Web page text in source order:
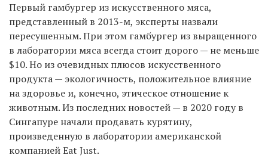
Первый гамбургер из искусственного мяса,
представленный в 2013-м, эксперты назвали
пересушенным. При этом гамбургер из выращенного
в лаборатории мяса всегда стоит дорого — не меньше
$10. Но из очевидных плюсов искусственного
продукта — экологичность, положительное влияние
на здоровье и, конечно, этическое отношение к
животным. Из последних новостей — в 2020 году в
Сингапуре начали продавать курятину,
произведенную в лаборатории американской
компанией Eat Just.